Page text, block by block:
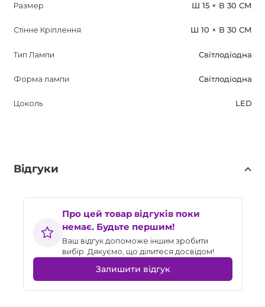
Размер Ш 15 × В 30 СМ
Стінне Кріплення Ш 10 × В 30 СМ
Тип Лампи Світлодіодна
Форма лампи Світлодіодна
Цоколь LED
Відгуки
Про цей товар відгуків поки
немає. Будьте першим!
Ваш відгук допоможе іншим зробити
вибір. Дякуємо, що ділитеся досвідом!
Залишити відгук